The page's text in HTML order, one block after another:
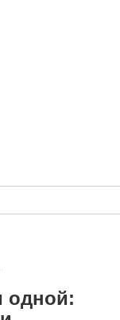
одной: